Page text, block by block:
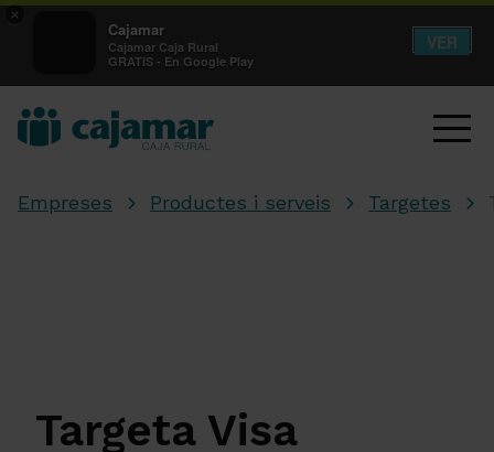
×
Cajamar
Cajamar Caja Rural
GRATIS - En Google Play
VER
Empreses Productes i serveis Targetes
Targeta Visa